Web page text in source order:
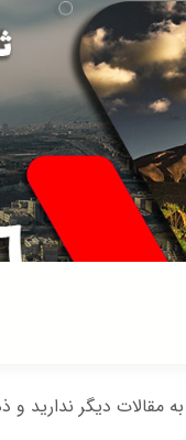
به مقالات دیگر ندارید